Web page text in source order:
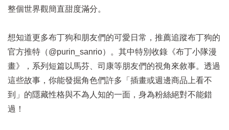
整個世界觀簡直甜度滿分。
想知道更多布丁狗和朋友們的可愛日常，推薦追蹤布丁狗的
官方推特（@purin_sanrio）。其中特別收錄《布丁小隊漫
畫》，系列短篇以馬芬、司康等朋友們的視角來敘事。透過
這些故事，你能發掘角色們許多「插畫或週邊商品上看不
到」的隱藏性格與不為人知的一面，身為粉絲絕對不能錯
過！